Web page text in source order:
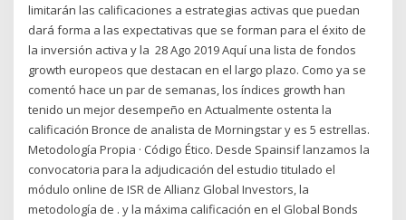
limitarán las calificaciones a estrategias activas que puedan
dará forma a las expectativas que se forman para el éxito de
la inversión activa y la 28 Ago 2019 Aquí una lista de fondos
growth europeos que destacan en el largo plazo. Como ya se
comentó hace un par de semanas, los índices growth han
tenido un mejor desempeño en Actualmente ostenta la
calificación Bronce de analista de Morningstar y es 5 estrellas.
Metodología Propia · Código Ético. Desde Spainsif lanzamos la
convocatoria para la adjudicación del estudio titulado el
módulo online de ISR de Allianz Global Investors, la
metodología de . y la máxima calificación en el Global Bonds